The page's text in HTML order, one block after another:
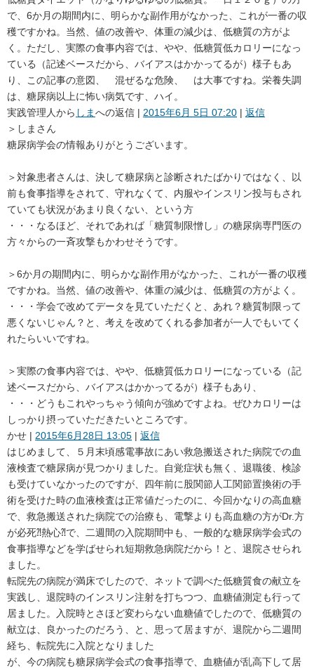
で、6か月の期間内に、明らかな副作用がなかった、これが一番の収
穫ですかね。当然、値の改善や、体重の減少は、低糖質の方がよ
く。ただし、実際の食事内容では、やや、低糖質低カロリーになっ
ている（記述ベースだから、バイアスはかかってるが）様子もあ
り、この記事の意図、 混ぜるな危険、 は大事ですね。栄養失調
は、糖尿病以上に怖い病気です、ハイ。
実践管理人から しまへの返信 | 2015年6月 5日 07:20 | 返信
＞しまさん
糖尿病学会の情報ありがとうございます。
＞対象患者さんは、決して糖尿病と診断されたばかりではなく、以
前も食事指導をされて、守れなくて、内服やインスリン投与もされ
ていても状況があまり良くない、という方
・・・なるほど、それであれば「糖質制限憎し」の糖尿病専門医の
方々からの一斉攻撃もかわせそうです。
＞6か月の期間内に、明らかな副作用がなかった、これが一番の収穫
ですかね。当然、値の改善や、体重の減少は、低糖質の方がよく。
・・・学会で改めてデータを見ていただくと、あれ？糖質制限って
悪くないじゃん？と、考えを改めてくれる参加者が一人でもいてく
れたらいいですね。
＞実際の食事内容では、やや、低糖質低カロリーになっている（記
述ベースだから、バイアスはかかってるが）様子もあり、
・・・どうもこれやっちゃう傾向が強めですよね。ぜひカロリーは
しっかり摂っていただきたいところです。
かせ | 2015年6月28日 13:05 | 返信
はじめまして、５月末頃感電事故にあい救急搬送された病院での血
液検査で糖尿病が見つかりました。自覚症状も無く、退職後、検診
も受けていなかったのですが、四年前に股関節人工関節置換術の手
術を受けた時の血液検査は正常値だったのに、今回かなりの高血糖
で、救急搬送された病院での治療も、電撃よりも高血糖の方がDr.方
が必死⁈熱心⁈で、二週間の入院期間中も、一般的な糖尿病学会式の
食事指導などを学ばせられ短期救急病院だから！と、退院させられ
ました。
転院先の病院が満床でしたので、ネットで調べた低糖質食の献立を
実践し、退院時のインスリン注射を打ちつつ、血糖値測定も行って
居ました。入院時とさほど変わらない血糖値でしたので、低糖質の
献立は、良かったのだろう、と、思って居ますが、退院から二週間
経ち、転院先に入院となりました
が、今の病院も糖尿病学会式の食事指導で、血糖値が乱高下して居